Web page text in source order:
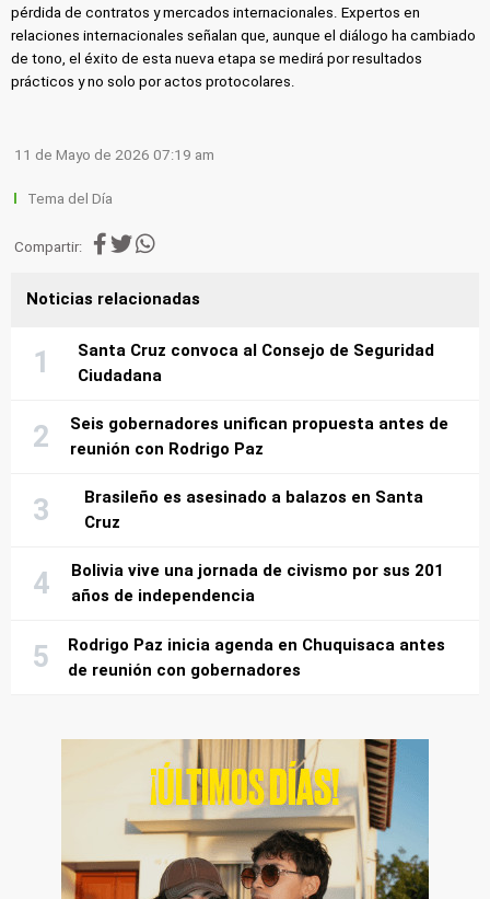
pérdida de contratos y mercados internacionales. Expertos en
relaciones internacionales señalan que, aunque el diálogo ha cambiado
de tono, el éxito de esta nueva etapa se medirá por resultados
prácticos y no solo por actos protocolares.
11 de Mayo de 2026 07:19 am
Tema del Día
Compartir:
Noticias relacionadas
Santa Cruz convoca al Consejo de Seguridad
Ciudadana
Seis gobernadores unifican propuesta antes de
reunión con Rodrigo Paz
Brasileño es asesinado a balazos en Santa
Cruz
Bolivia vive una jornada de civismo por sus 201
años de independencia
Rodrigo Paz inicia agenda en Chuquisaca antes
de reunión con gobernadores